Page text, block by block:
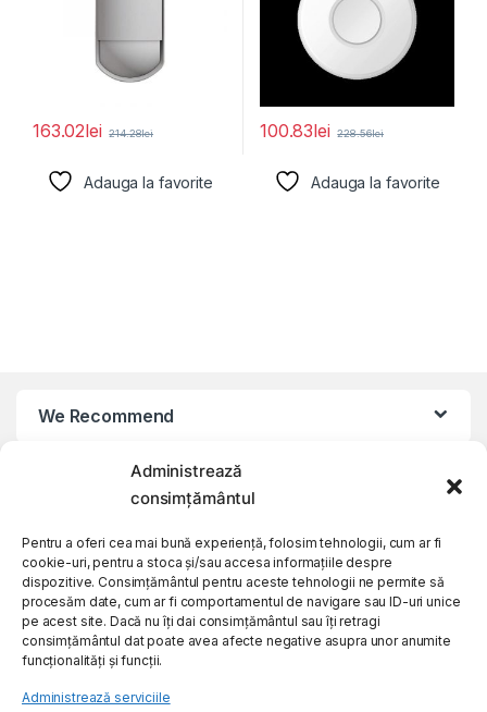
Administrează
consimțământul
Pentru a oferi cea mai bună experiență, folosim tehnologii, cum ar fi
cookie-uri, pentru a stoca și/sau accesa informațiile despre
dispozitive. Consimțământul pentru aceste tehnologii ne permite să
procesăm date, cum ar fi comportamentul de navigare sau ID-uri unice
pe acest site. Dacă nu îți dai consimțământul sau îți retragi
consimțământul dat poate avea afecte negative asupra unor anumite
funcționalități și funcții.
Administrează serviciile
163.02lei 214.28lei
Adauga la favorite
100.83lei 228.56lei
Adauga la favorite
We Recommend
My Account
Customer Care
About Us